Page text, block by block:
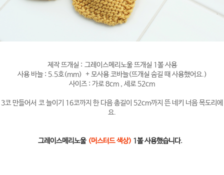
제작 뜨개실 : 그레이스메리노울 뜨개실 1볼 사용
사용 바늘 : 5.5호(mm) + 모사용 코바늘(뜨개실 숨길 때 사용했어요.)
사이즈 : 가로 8cm , 세로 52cm
3코 만들어서 코 늘이기 16코까지 한 다음 총길이 52cm까지 뜬 네키 너음 목도리에
요.
그레이스메리노울 (머스터드 색상) 1볼 사용했습니다.